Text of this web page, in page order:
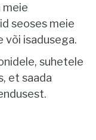
meie
seoses meie
või isadusega.
suhetele
et saada